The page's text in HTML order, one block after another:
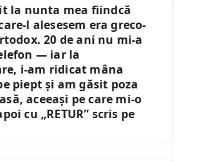
la nunta mea fiindcă
l alesesem era greco-
20 de ani nu mi-a
— iar la
i-am ridicat mâna
piept și am găsit poza
aceeași pe care mi-o
cu „RETUR” scris pe